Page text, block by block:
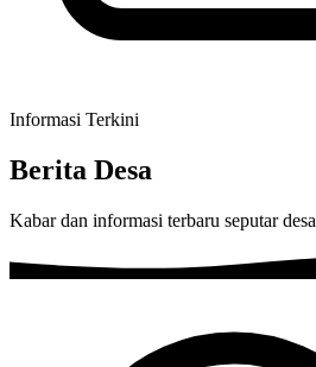
Informasi Terkini
Berita Desa
Kabar dan informasi terbaru seputar desa